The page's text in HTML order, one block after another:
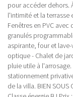
pour accéder dehors.
l'intimité et la terrasse
Fenêtres en PVC
granulés
aspirante, four et
optique - Chalet de
pluie utile à
stationnement
de la villa. BIEN SOUS